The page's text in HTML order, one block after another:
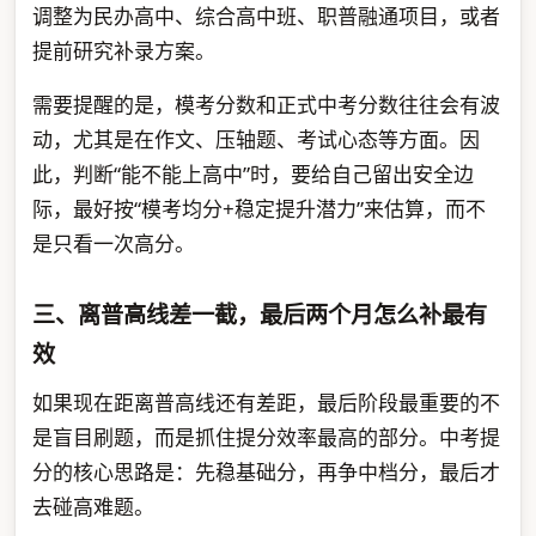
调整为民办高中、综合高中班、职普融通项目，或者
提前研究补录方案。
需要提醒的是，模考分数和正式中考分数往往会有波
动，尤其是在作文、压轴题、考试心态等方面。因
此，判断“能不能上高中”时，要给自己留出安全边
际，最好按“模考均分+稳定提升潜力”来估算，而不
是只看一次高分。
三、离普高线差一截，最后两个月怎么补最有
效
如果现在距离普高线还有差距，最后阶段最重要的不
是盲目刷题，而是抓住提分效率最高的部分。中考提
分的核心思路是：先稳基础分，再争中档分，最后才
去碰高难题。